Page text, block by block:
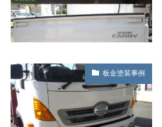
板金塗装事例